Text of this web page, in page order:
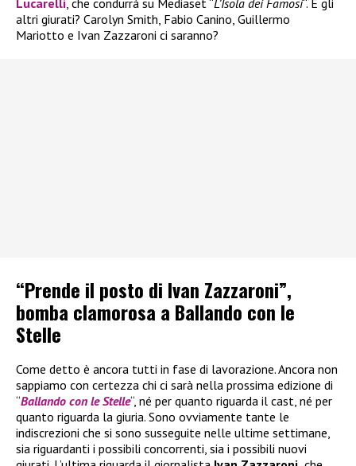
Lucarelli, che condurrà su Mediaset “L’Isola dei Famosi“. E gli
altri giurati? Carolyn Smith, Fabio Canino, Guillermo
Mariotto e Ivan Zazzaroni ci saranno?
“Prende il posto di Ivan Zazzaroni”,
bomba clamorosa a Ballando con le
Stelle
Come detto è ancora tutti in fase di lavorazione. Ancora non
sappiamo con certezza chi ci sarà nella prossima edizione di
“Ballando con le Stelle“, né per quanto riguarda il cast, né per
quanto riguarda la giuria. Sono ovviamente tante le
indiscrezioni che si sono susseguite nelle ultime settimane,
sia riguardanti i possibili concorrenti, sia i possibili nuovi